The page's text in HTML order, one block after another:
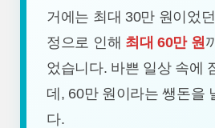
거에는 최대 30만 원이었
정으로 인해 최대 60만 원
었습니다. 바쁜 일상 속에
데, 60만 원이라는 쌩돈을
다.